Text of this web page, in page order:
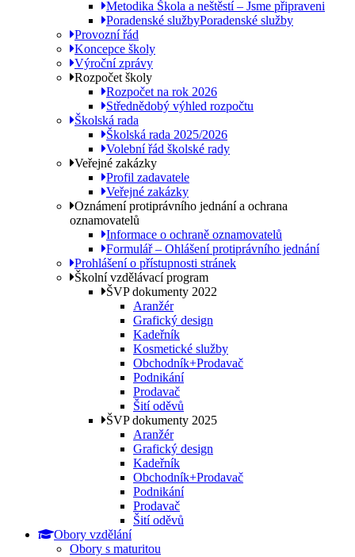
Metodika Škola a neštěstí – Jsme připraveni
Poradenské službyPoradenské služby
Provozní řád
Koncepce školy
Výroční zprávy
Rozpočet školy
Rozpočet na rok 2026
Střednědobý výhled rozpočtu
Školská rada
Školská rada 2025/2026
Volební řád školské rady
Veřejné zakázky
Profil zadavatele
Veřejné zakázky
Oznámení protiprávního jednání a ochrana
oznamovatelů
Informace o ochraně oznamovatelů
Formulář – Ohlášení protiprávního jednání
Prohlášení o přístupnosti stránek
Školní vzdělávací program
ŠVP dokumenty 2022
Aranžér
Grafický design
Kadeřník
Kosmetické služby
Obchodník+Prodavač
Podnikání
Prodavač
Šití oděvů
ŠVP dokumenty 2025
Aranžér
Grafický design
Kadeřník
Obchodník+Prodavač
Podnikání
Prodavač
Šití oděvů
Obory vzdělání
Obory s maturitou